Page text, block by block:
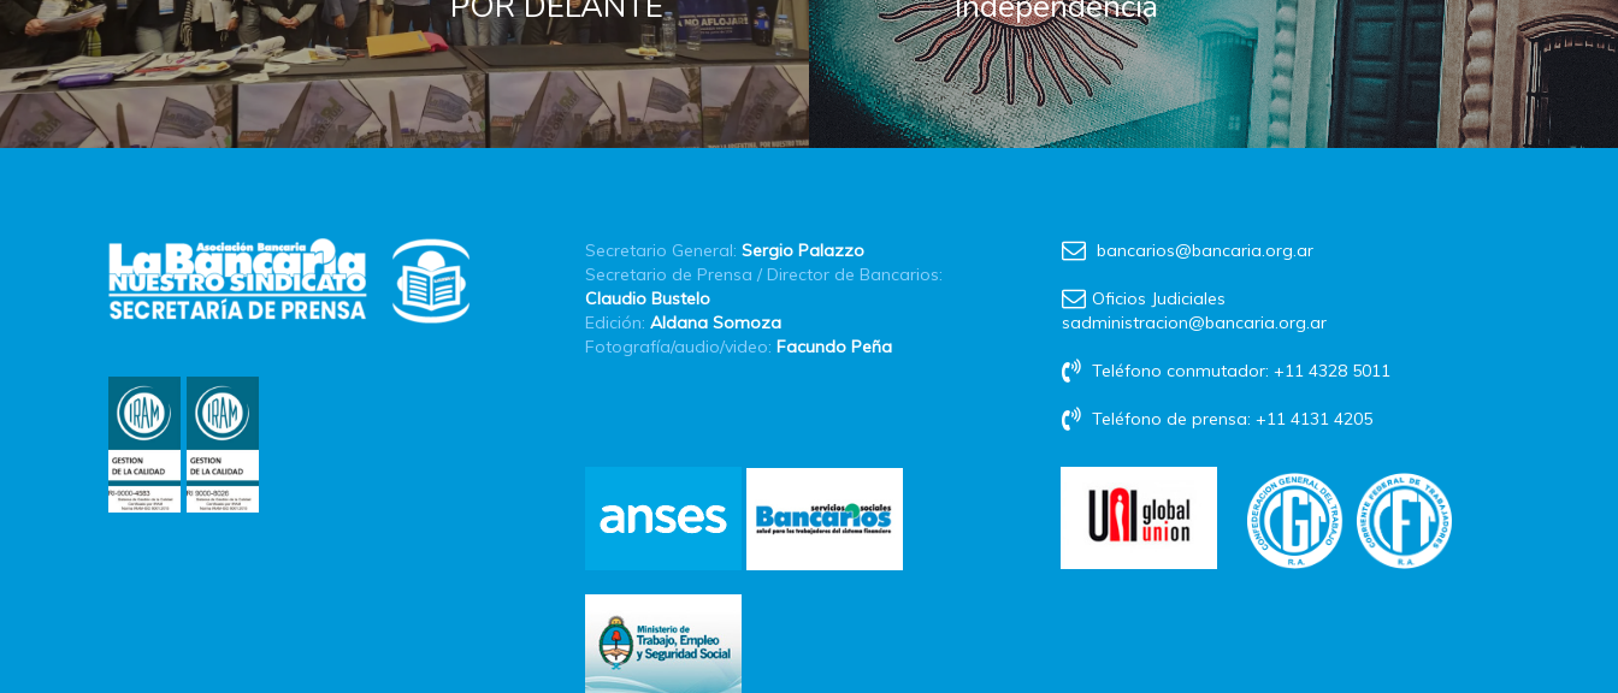
Secretario General: Sergio Palazzo
Secretario de Prensa / Director de Bancarios:
Claudio Bustelo
Edición: Aldana Somoza
Fotografía/audio/video: Facundo Peña
bancarios@bancaria.org.ar
Oficios Judiciales
sadministracion@bancaria.org.ar
Teléfono conmutador: +11 4328 5011
Teléfono de prensa: +11 4131 4205